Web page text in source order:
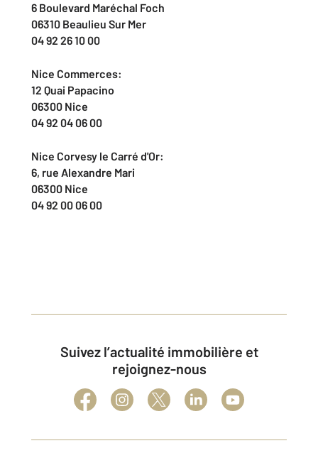
6 Boulevard Maréchal Foch
06310 Beaulieu Sur Mer
04 92 26 10 00
Nice Commerces:
12 Quai Papacino
06300 Nice
04 92 04 06 00
Nice Corvesy le Carré d'Or:
6, rue Alexandre Mari
06300 Nice
04 92 00 06 00
Suivez l’actualité immobilière et
rejoignez-nous